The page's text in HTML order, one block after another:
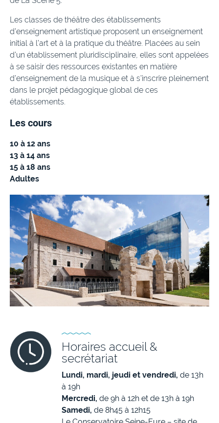
Les classes de théâtre des établissements
d’enseignement artistique proposent un enseignement
initial à l’art et à la pratique du théâtre. Placées au sein
d’un établissement pluridisciplinaire, elles sont appelées
à se saisir des ressources existantes en matière
d’enseignement de la musique et à s’inscrire pleinement
dans le projet pédagogique global de ces
établissements.
Les cours
10 à 12 ans
13 à 14 ans
15 à 18 ans
Adultes
Horaires accueil &
secrétariat
Lundi, mardi, jeudi et vendredi, de 13h
à 19h
Mercredi, de 9h à 12h et de 13h à 19h
Samedi, de 8h45 à 12h15